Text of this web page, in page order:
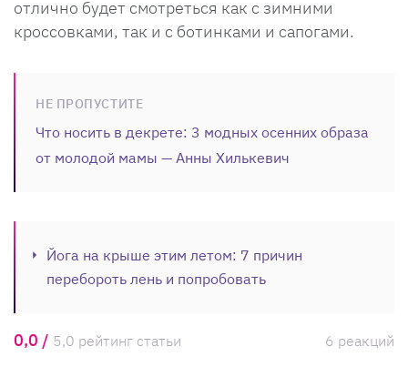
отлично будет смотреться как с зимними
кроссовками, так и с ботинками и сапогами.
НЕ ПРОПУСТИТЕ
Что носить в декрете: 3 модных осенних образа
от молодой мамы — Анны Хилькевич
Йога на крыше этим летом: 7 причин
перебороть лень и попробовать
0,0 / 5,0 рейтинг статьи
6 реакций